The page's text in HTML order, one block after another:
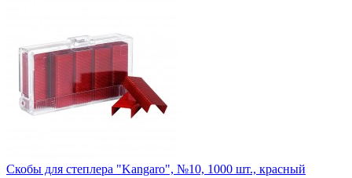
Скобы для степлера "Kangaro", №10, 1000 шт., красный